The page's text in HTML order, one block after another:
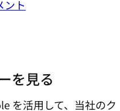
ント
を見る
を活用して、当社のク